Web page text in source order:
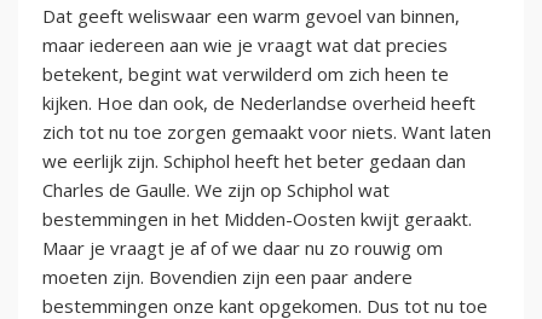
Dat geeft weliswaar een warm gevoel van binnen,
maar iedereen aan wie je vraagt wat dat precies
betekent, begint wat verwilderd om zich heen te
kijken. Hoe dan ook, de Nederlandse overheid heeft
zich tot nu toe zorgen gemaakt voor niets. Want laten
we eerlijk zijn. Schiphol heeft het beter gedaan dan
Charles de Gaulle. We zijn op Schiphol wat
bestemmingen in het Midden-Oosten kwijt geraakt.
Maar je vraagt je af of we daar nu zo rouwig om
moeten zijn. Bovendien zijn een paar andere
bestemmingen onze kant opgekomen. Dus tot nu toe